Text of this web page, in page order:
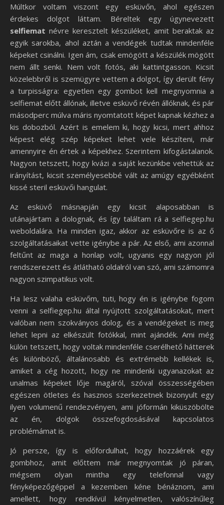
Múltkor voltam viszont egy esküvőn, ahol egészen
érdekes dolgot láttam. Béreltek egy úgynevezett
selfiemat névre keresztelt készüléket, amit beraktak az
egyik sarokba, ahol aztán a vendégek tudtak mindenféle
képeket csinálni. Igen ám, csak emögött a készülék mögött
nem állt senki. Nem volt fotós, aki kattintgasson. Kicsit
közelebbről is szemügyre vettem a dolgot, így derült fény
a turpisságra: egyetlen egy gombot kell megnyomnia a
selfiemat előtt állónak, illetve esküvő révén állóknak, és pár
másodperc múlva máris nyomtatott képet kapnak kézhez a
kis dobozból. Azért is emelem ki, hogy kicsi, mert ahhoz
képest elég szép képeket lehet vele készíteni, már
amennyire én értek a képekhez. Szerintem kifogástalanok.
Nagyon tetszett, hogy kvázi a saját kezünkbe vehettük az
irányítást, kicsit személyesebbé vált az amúgy egyébként
kissé steril esküvői hangulat.
Az esküvő másnapján egy kicsit alaposabban is
utánajártam a dolognak, és így találtam rá a selfiegep.hu
weboldalára. Ha minden igaz, akkor az esküvőre is az ő
szolgáltatásaikat vette igénybe a pár. Az első, ami azonnal
feltűnt az maga a honlap volt, ugyanis egy nagyon jól
rendszerezett és átlátható oldalról van szó, ami számomra
nagyon szimpatikus volt.
Ha lesz valaha esküvőm, tuti, hogy én is igénybe fogom
venni a selfiegep.hu által nyújtott szolgáltatásokat, mert
valóban nem szokványos dolog, és a vendégeket is meg
lehet lepni az elkészült fotókkal, mint ajándék. Ami még
külön tetszett, hogy voltak mindenféle cserélhető hátterek
és különböző, általánosabb és extrémebb kellékek is,
amiket a cég hozott, hogy ne mindenki ugyanazokat az
unalmas képeket lője magáról, szóval összességében
egészen ötletes és hasznos szerkezetnek bizonyult egy
ilyen volumenű rendezvényen, ami jóformán kiküszöbölte
az én, dolgok összefogdosásával kapcsolatos
problémámat is.
Jó persze, így is előfordulhat, hogy hozzáérek egy
gombhoz, amit előttem már megnyomtak jó páran,
mégsem olyan mintha egy telefonnal vagy
fényképezőgéppel a kezemben kéne bénáznom, ami
amellett, hogy rendkívül kényelmetlen, valószínűleg